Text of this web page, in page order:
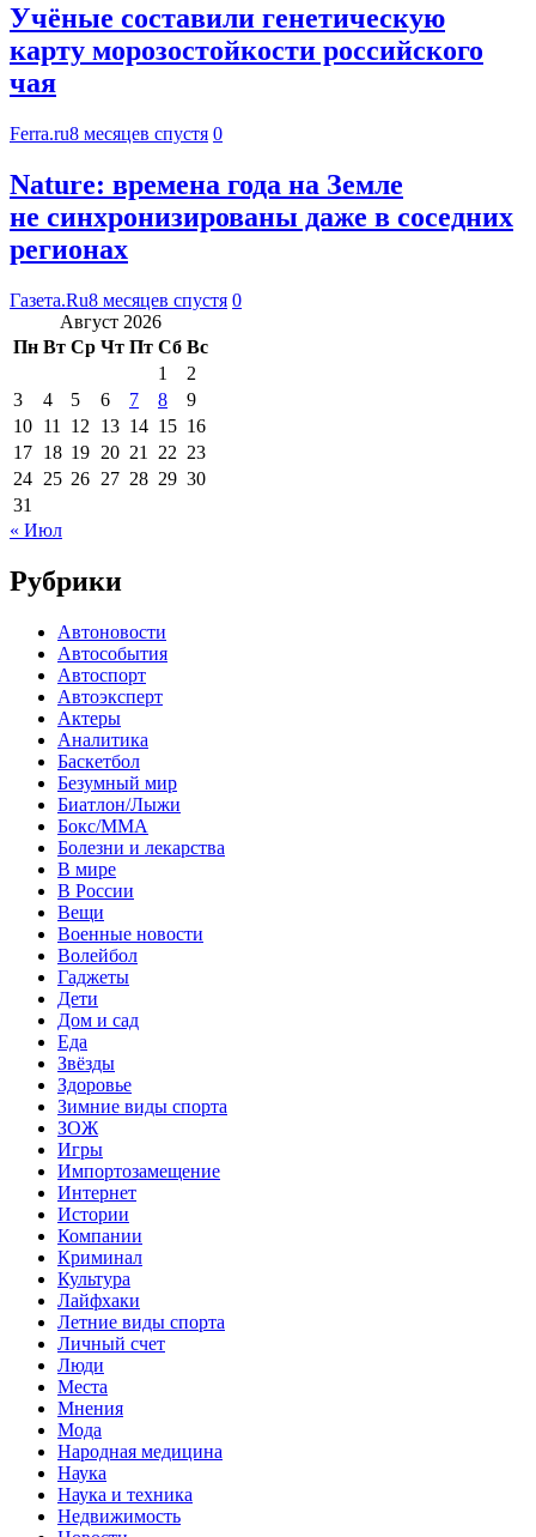
Учёные составили генетическую
карту морозостойкости российского
чая
Ferra.ru8 месяцев спустя 0
Nature: времена года на Земле
не синхронизированы даже в соседних
регионах
Газета.Ru8 месяцев спустя 0
Август 2026
Пн Вт Ср Чт Пт Сб Вс
1
2
3
4 5 6 7 8
9
10 11 12 13 14 15 16
17 18 19 20 21 22 23
24 25 26 27 28 29 30
31
« Июл
Рубрики
Автоновости
Автособытия
Автоспорт
Автоэксперт
Актеры
Аналитика
Баскетбол
Безумный мир
Биатлон/Лыжи
Бокс/MMA
Болезни и лекарства
В мире
В России
Вещи
Военные новости
Волейбол
Гаджеты
Дети
Дом и сад
Еда
Звёзды
Здоровье
Зимние виды спорта
ЗОЖ
Игры
Импортозамещение
Интернет
Истории
Компании
Криминал
Культура
Лайфхаки
Летние виды спорта
Личный счет
Люди
Места
Мнения
Мода
Народная медицина
Наука
Наука и техника
Недвижимость